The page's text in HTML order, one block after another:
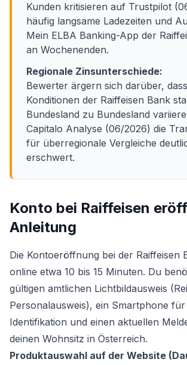
Kunden kritisieren auf Trustpilot
häufig langsame Ladezeiten und
Mein ELBA Banking-App der
an Wochenenden.
Regionale Zinsunterschiede:
Bewerter ärgern sich darüber,
Konditionen der Raiffeisen Bank
Bundesland zu Bundesland
Capitalo Analyse (06/2026) die
für überregionale Vergleiche
erschwert.
Konto bei Raiffeisen
Anleitung
Die Kontoeröffnung bei der Raiffeisen
online etwa 10 bis 15 Minuten. Du
gültigen amtlichen Lichtbildausweis
Personalausweis), ein Smartphone für
Identifikation und einen aktuellen
deinen Wohnsitz in Österreich.
Produktauswahl auf der Website